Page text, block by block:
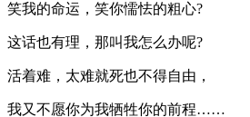
笑我的命运，笑你懦怯的粗心?
这话也有理，那叫我怎么办呢?
活着难，太难就死也不得自由，
我又不愿你为我牺牲你的前程……